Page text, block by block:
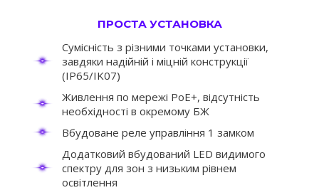
ПРОСТА УСТАНОВКА
Сумісність з різними точками установки,
завдяки надійній і міцній конструкції
(IP65/IK07)
Живлення по мережі PoE+, відсутність
необхідності в окремому БЖ
Вбудоване реле управління 1 замком
Додатковий вбудований LED видимого
спектру для зон з низьким рівнем
освітлення